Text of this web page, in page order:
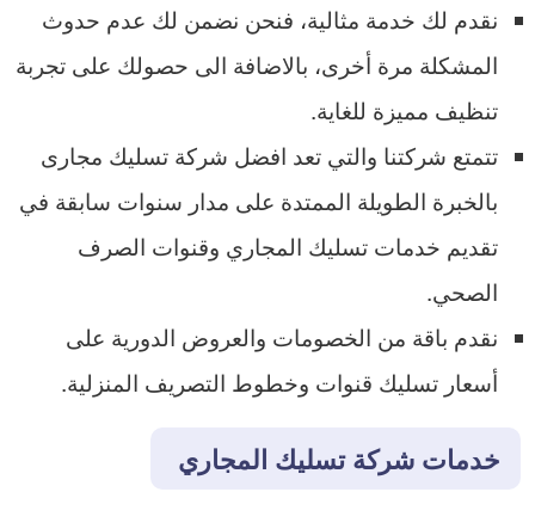
نقدم لك خدمة مثالية، فنحن نضمن لك عدم حدوث
المشكلة مرة أخرى، بالاضافة الى حصولك على تجربة
تنظيف مميزة للغاية.
تتمتع شركتنا والتي تعد افضل شركة تسليك مجارى
بالخبرة الطويلة الممتدة على مدار سنوات سابقة في
تقديم خدمات تسليك المجاري وقنوات الصرف
الصحي.
نقدم باقة من الخصومات والعروض الدورية على
أسعار تسليك قنوات وخطوط التصريف المنزلية.
خدمات شركة تسليك المجاري